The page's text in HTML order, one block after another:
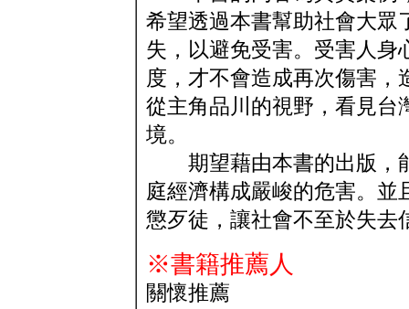
希望透過本書幫助社會大眾
失，以避免受害。受害人身
度，才不會造成再次傷害
從主角品川的視野，看見台
境。
期望藉由本書的出版，
庭經濟構成嚴峻的危害。
懲歹徒，讓社會不至於失去
※書籍推薦人
關懷推薦